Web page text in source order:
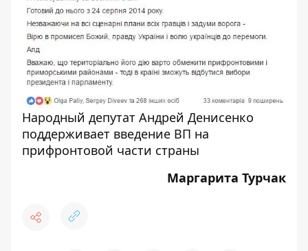
Народный депутат Андрей Денисенко
поддерживает введение ВП на
прифронтовой части страны
Маргарита Турчак